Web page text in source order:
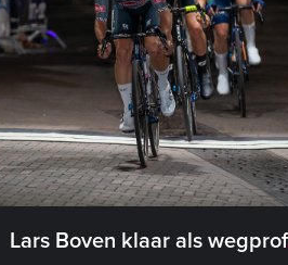
Lars Boven klaar als wegprof